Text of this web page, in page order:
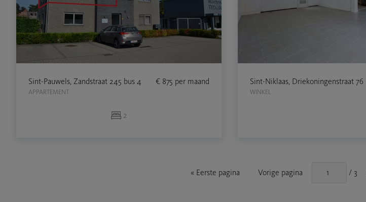
Sint-Pauwels, Zandstraat 245 bus 4
APPARTEMENT
€ 875 per maand
2
Sint-Niklaas, Driekoningenstraat 76
WINKEL
« Eerste pagina Vorige pagina / 3